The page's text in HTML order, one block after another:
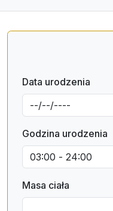
Data urodzenia
Godzina urodzenia
Masa ciała